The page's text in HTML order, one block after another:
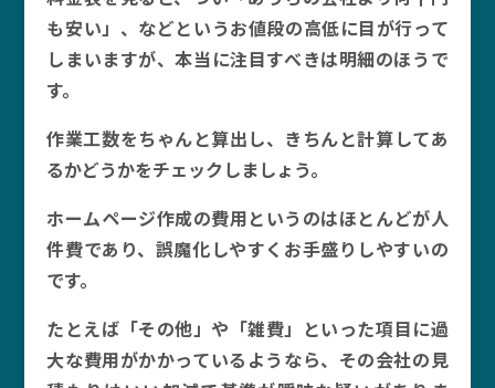
も安い」、などというお値段の高低に目が行って
しまいますが、本当に注目すべきは明細のほうで
す。
作業工数をちゃんと算出し、きちんと計算してあ
るかどうかをチェックしましょう。
ホームページ作成の費用というのはほとんどが人
件費であり、誤魔化しやすくお手盛りしやすいの
です。
たとえば「その他」や「雑費」といった項目に過
大な費用がかかっているようなら、その会社の見